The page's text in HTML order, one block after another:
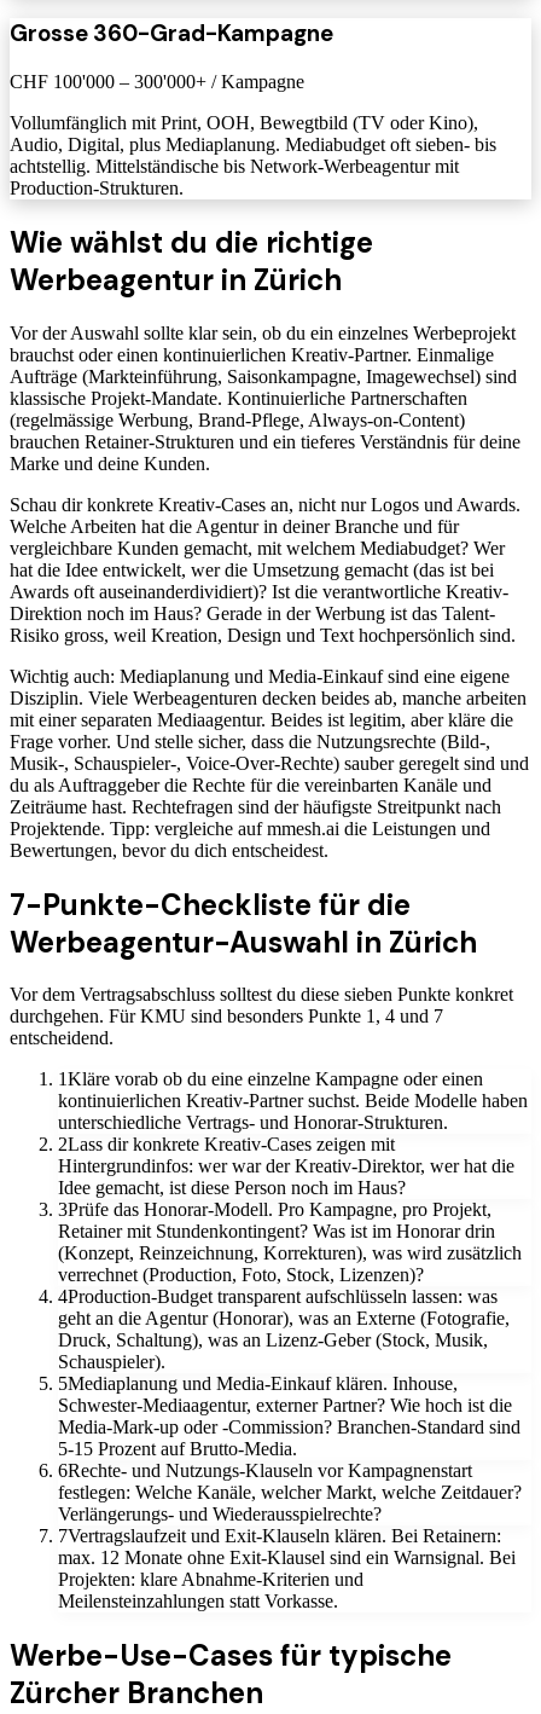
Grosse 360-Grad-Kampagne
CHF 100'000 – 300'000+ / Kampagne
Vollumfänglich mit Print, OOH, Bewegtbild (TV oder Kino),
Audio, Digital, plus Mediaplanung. Mediabudget oft sieben- bis
achtstellig. Mittelständische bis Network-Werbeagentur mit
Production-Strukturen.
Wie wählst du die richtige
Werbeagentur in Zürich
Vor der Auswahl sollte klar sein, ob du ein einzelnes Werbeprojekt
brauchst oder einen kontinuierlichen Kreativ-Partner. Einmalige
Aufträge (Markteinführung, Saisonkampagne, Imagewechsel) sind
klassische Projekt-Mandate. Kontinuierliche Partnerschaften
(regelmässige Werbung, Brand-Pflege, Always-on-Content)
brauchen Retainer-Strukturen und ein tieferes Verständnis für deine
Marke und deine Kunden.
Schau dir konkrete Kreativ-Cases an, nicht nur Logos und Awards.
Welche Arbeiten hat die Agentur in deiner Branche und für
vergleichbare Kunden gemacht, mit welchem Mediabudget? Wer
hat die Idee entwickelt, wer die Umsetzung gemacht (das ist bei
Awards oft auseinanderdividiert)? Ist die verantwortliche Kreativ-
Direktion noch im Haus? Gerade in der Werbung ist das Talent-
Risiko gross, weil Kreation, Design und Text hochpersönlich sind.
Wichtig auch: Mediaplanung und Media-Einkauf sind eine eigene
Disziplin. Viele Werbeagenturen decken beides ab, manche arbeiten
mit einer separaten Mediaagentur. Beides ist legitim, aber kläre die
Frage vorher. Und stelle sicher, dass die Nutzungsrechte (Bild-,
Musik-, Schauspieler-, Voice-Over-Rechte) sauber geregelt sind und
du als Auftraggeber die Rechte für die vereinbarten Kanäle und
Zeiträume hast. Rechtefragen sind der häufigste Streitpunkt nach
Projektende. Tipp: vergleiche auf mmesh.ai die Leistungen und
Bewertungen, bevor du dich entscheidest.
7-Punkte-Checkliste für die
Werbeagentur-Auswahl in Zürich
Vor dem Vertragsabschluss solltest du diese sieben Punkte konkret
durchgehen. Für KMU sind besonders Punkte 1, 4 und 7
entscheidend.
1Kläre vorab ob du eine einzelne Kampagne oder einen
kontinuierlichen Kreativ-Partner suchst. Beide Modelle haben
unterschiedliche Vertrags- und Honorar-Strukturen.
2Lass dir konkrete Kreativ-Cases zeigen mit
Hintergrundinfos: wer war der Kreativ-Direktor, wer hat die
Idee gemacht, ist diese Person noch im Haus?
3Prüfe das Honorar-Modell. Pro Kampagne, pro Projekt,
Retainer mit Stundenkontingent? Was ist im Honorar drin
(Konzept, Reinzeichnung, Korrekturen), was wird zusätzlich
verrechnet (Production, Foto, Stock, Lizenzen)?
4Production-Budget transparent aufschlüsseln lassen: was
geht an die Agentur (Honorar), was an Externe (Fotografie,
Druck, Schaltung), was an Lizenz-Geber (Stock, Musik,
Schauspieler).
5Mediaplanung und Media-Einkauf klären. Inhouse,
Schwester-Mediaagentur, externer Partner? Wie hoch ist die
Media-Mark-up oder -Commission? Branchen-Standard sind
5-15 Prozent auf Brutto-Media.
6Rechte- und Nutzungs-Klauseln vor Kampagnenstart
festlegen: Welche Kanäle, welcher Markt, welche Zeitdauer?
Verlängerungs- und Wiederausspielrechte?
7Vertragslaufzeit und Exit-Klauseln klären. Bei Retainern:
max. 12 Monate ohne Exit-Klausel sind ein Warnsignal. Bei
Projekten: klare Abnahme-Kriterien und
Meilensteinzahlungen statt Vorkasse.
Werbe-Use-Cases für typische
Zürcher Branchen